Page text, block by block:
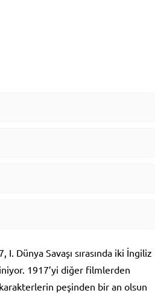
Dünya Savaşı sırasında iki İngiliz
1917’yi diğer filmlerden
peşinden bir an olsun